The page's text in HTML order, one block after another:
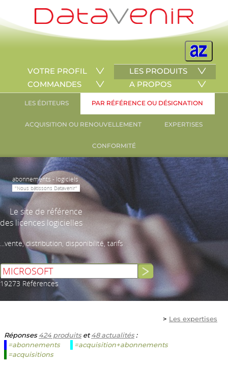
VOTRE PROFIL
LES PRODUITS
COMMANDES
A PROPOS
LES ÉDITEURS PAR RÉFÉRENCE OU DÉSIGNATION
ACQUISITION OU RENOUVELLEMENT EXPERTISES
CONFORMITÉ
abonnements - logiciels
"Nous bâtissons Datavenir"
Le site de référence
des licences logicielles
...vente, distribution, disponibilité, tarifs
19273 Références
> Les expertises
Réponses424 produitset48 actualités:
=abonnements
=acquisition+abonnements
=acquisitions